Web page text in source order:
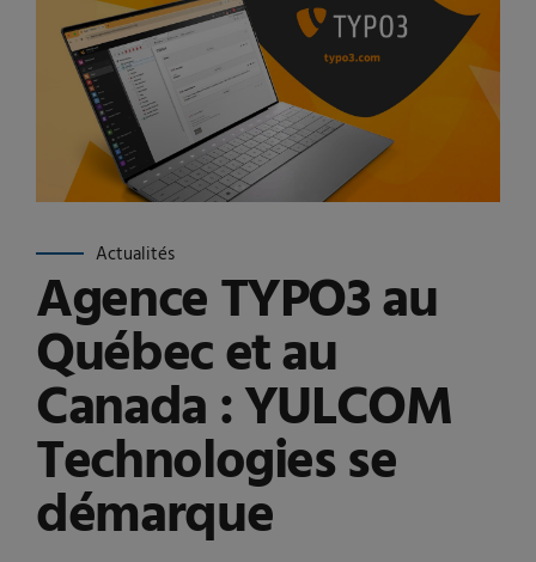
Actualités
Agence TYPO3 au
Québec et au
Canada : YULCOM
Technologies se
démarque